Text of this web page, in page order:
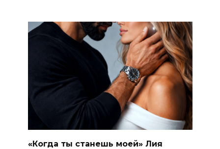
«Когда ты станешь моей» Лия